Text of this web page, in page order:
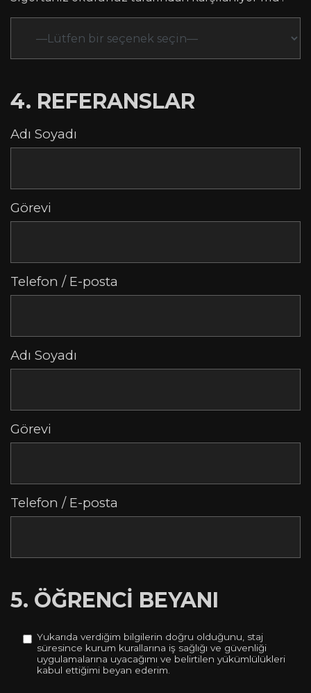
4. REFERANSLAR
Adı Soyadı
Görevi
Telefon / E-posta
Adı Soyadı
Görevi
Telefon / E-posta
5. ÖĞRENCİ BEYANI
Yukarıda verdiğim bilgilerin doğru olduğunu, staj
süresince kurum kurallarına iş sağlığı ve güvenliği
uygulamalarına uyacağımı ve belirtilen yükümlülükleri
kabul ettiğimi beyan ederim.